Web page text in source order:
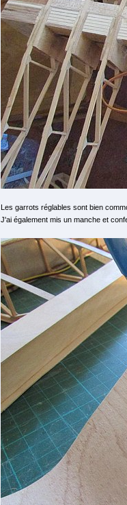
Les garrots réglables sont bien
J'ai également mis un manche et